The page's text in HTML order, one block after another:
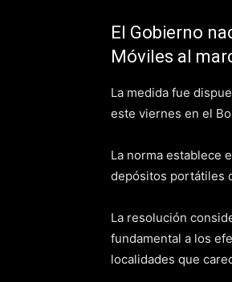
El Gobierno
Móviles al
La medida fue
este viernes en el
La norma establece
depósitos portátiles
La resolución
fundamental a los
localidades que